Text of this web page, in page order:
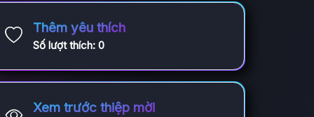
Thêm yêu thích
Số lượt thích: 0
Xem trước thiệp mời